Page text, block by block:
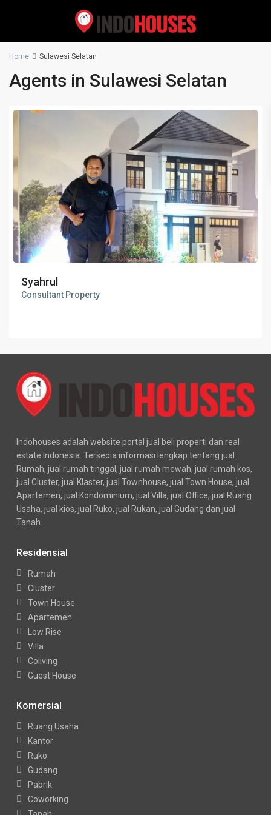
Home Sulawesi Selatan
Agents in Sulawesi Selatan
Syahrul
Consultant Property
Indohouses adalah website portal jual beli properti dan real
estate Indonesia. Tersedia informasi lengkap tentang jual
Rumah, jual rumah tinggal, jual rumah mewah, jual rumah kos,
jual Cluster, jual Klaster, jual Townhouse, jual Town House, jual
Apartemen, jual Kondominium, jual Villa, jual Office, jual Ruang
Usaha, jual kios, jual Ruko, jual Rukan, jual Gudang dan jual
Tanah.
Residensial
Rumah
Cluster
Town House
Apartemen
Low Rise
Villa
Coliving
Guest House
Komersial
Ruang Usaha
Kantor
Ruko
Gudang
Pabrik
Coworking